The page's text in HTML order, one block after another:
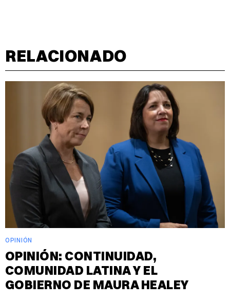
RELACIONADO
OPINIÓN
OPINIÓN: CONTINUIDAD,
COMUNIDAD LATINA Y EL
GOBIERNO DE MAURA HEALEY